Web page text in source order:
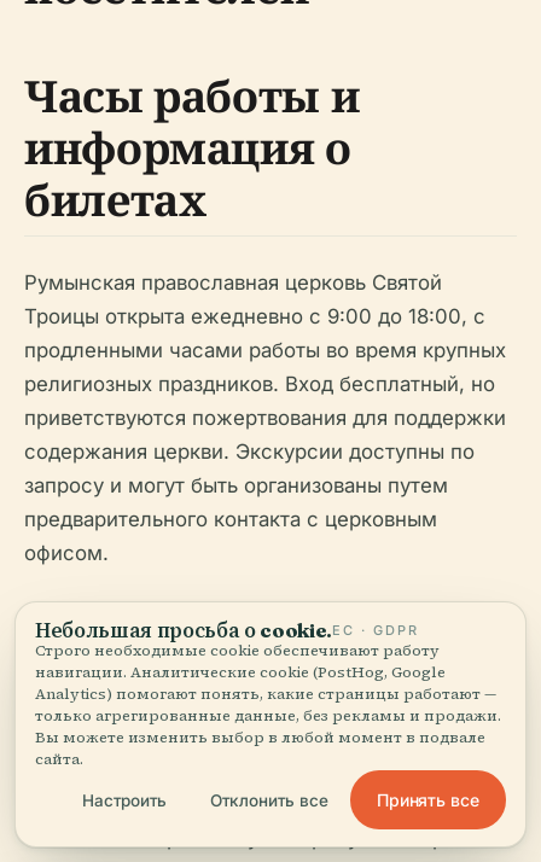
Часы работы и
информация о
билетах
Румынская православная церковь Святой
Троицы открыта ежедневно с 9:00 до 18:00, с
продленными часами работы во время крупных
религиозных праздников. Вход бесплатный, но
приветствуются пожертвования для поддержки
содержания церкви. Экскурсии доступны по
запросу и могут быть организованы путем
предварительного контакта с церковным
офисом.
Фотография и этикет
Фотография разрешена за пределами церкви.
Внутри посетители должны получить
разрешение перед фотографированием,
особенно во время служб. Требуется скромная
Небольшая просьба о cookie.ЕС · GDPR
Строго необходимые cookie обеспечивают работу
навигации. Аналитические cookie (PostHog, Google
Analytics) помогают понять, какие страницы работают —
только агрегированные данные, без рекламы и продажи.
Вы можете изменить выбор в любой момент в подвале
сайта.
Настроить Отклонить все Принять все